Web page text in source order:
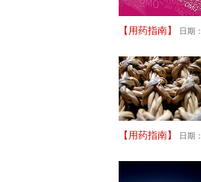
【 用药指南】 日期：
【 用药指南】 日期：